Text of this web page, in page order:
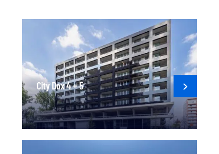
City Dox 4 + 5